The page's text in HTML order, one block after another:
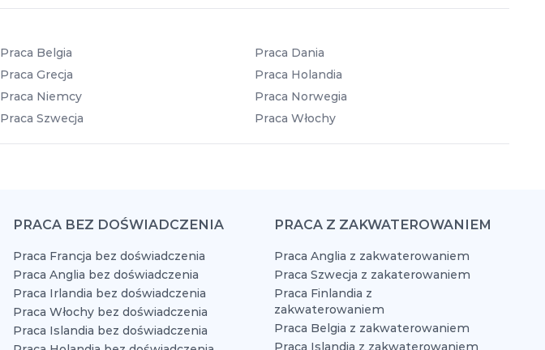
Praca Belgia
Praca Dania
Praca Grecja
Praca Holandia
Praca Niemcy
Praca Norwegia
Praca Szwecja Praca Włochy
PRACA BEZ DOŚWIADCZENIA
Praca Francja bez doświadczenia
Praca Anglia bez doświadczenia
Praca Irlandia bez doświadczenia
Praca Włochy bez doświadczenia
Praca Islandia bez doświadczenia
PRACA Z ZAKWATEROWANIEM
Praca Anglia z zakwaterowaniem
Praca Szwecja z zakaterowaniem
Praca Finlandia z
zakwaterowaniem
Praca Belgia z zakwaterowaniem
Praca Islandia z zakwaterowaniem